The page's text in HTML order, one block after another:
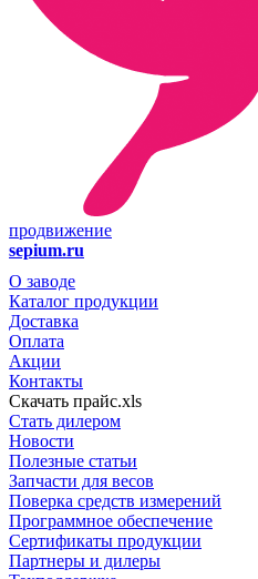
продвижение
sepium.ru
О заводе
Каталог продукции
Доставка
Оплата
Акции
Контакты
Скачать прайс.xls
Стать дилером
Новости
Полезные статьи
Запчасти для весов
Поверка средств измерений
Программное обеспечение
Сертификаты продукции
Партнеры и дилеры